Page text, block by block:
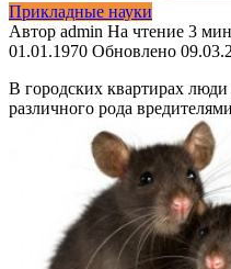
Прикладные науки
Автор admin На чтение 3 мин
01.01.1970 Обновлено
В городских квартирах люди
различного рода